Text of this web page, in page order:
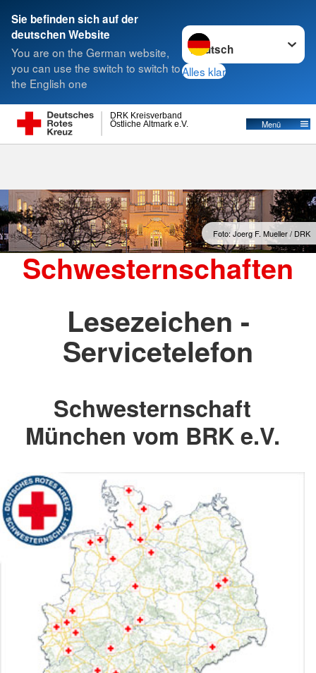
Sie befinden sich auf der
deutschen Website
You are on the German website,
you can use the switch to switch to
the English one
Sprache wechseln zu
Alles klar
Östliche Altmark e.V.
DRK Kreisverband
Menü
Suche
Schwesternschaften
Foto: Joerg F. Mueller / DRK
Schwesternschaften
Lesezeichen -
Servicetelefon
Schwesternschaft
München vom BRK e.V.